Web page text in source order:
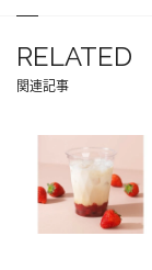
RELATED
関連記事